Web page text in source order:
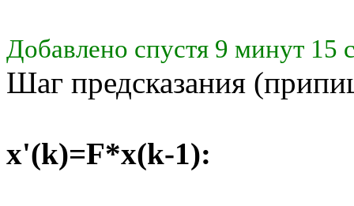
Добавлено спустя 9 минут 15
Шаг предсказания
x'(k)=F*x(k-1):